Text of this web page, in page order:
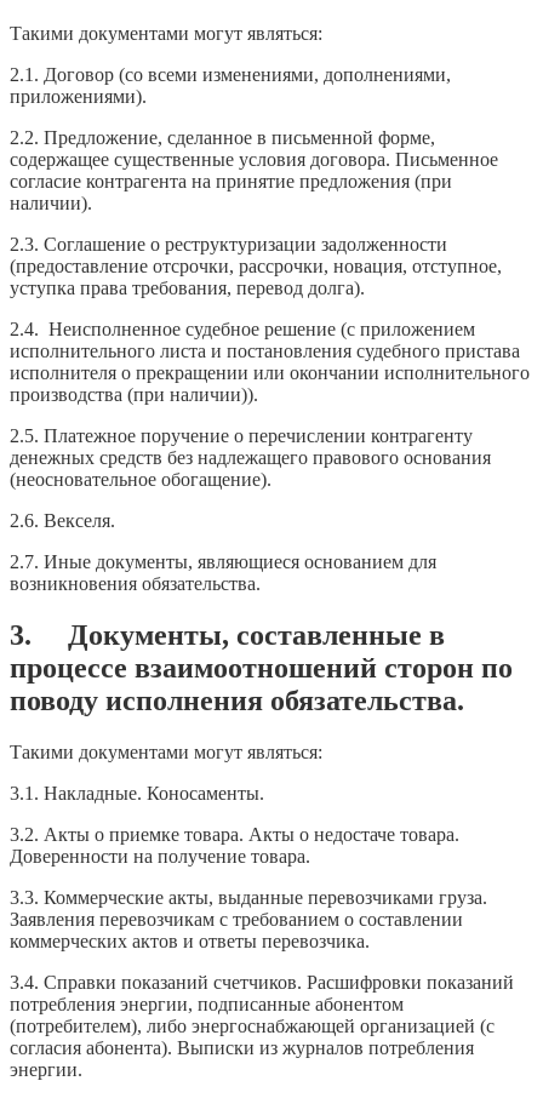
Такими документами могут являться:
2.1. Договор (со всеми изменениями, дополнениями,
приложениями).
2.2. Предложение, сделанное в письменной форме,
содержащее существенные условия договора. Письменное
согласие контрагента на принятие предложения (при
наличии).
2.3. Соглашение о реструктуризации задолженности
(предоставление отсрочки, рассрочки, новация, отступное,
уступка права требования, перевод долга).
2.4. Неисполненное судебное решение (с приложением
исполнительного листа и постановления судебного пристава
исполнителя о прекращении или окончании исполнительного
производства (при наличии)).
2.5. Платежное поручение о перечислении контрагенту
денежных средств без надлежащего правового основания
(неосновательное обогащение).
2.6. Векселя.
2.7. Иные документы, являющиеся основанием для
возникновения обязательства.
3. Документы, составленные в
процессе взаимоотношений сторон по
поводу исполнения обязательства.
Такими документами могут являться:
3.1. Накладные. Коносаменты.
3.2. Акты о приемке товара. Акты о недостаче товара.
Доверенности на получение товара.
3.3. Коммерческие акты, выданные перевозчиками груза.
Заявления перевозчикам с требованием о составлении
коммерческих актов и ответы перевозчика.
3.4. Справки показаний счетчиков. Расшифровки показаний
потребления энергии, подписанные абонентом
(потребителем), либо энергоснабжающей организацией (с
согласия абонента). Выписки из журналов потребления
энергии.